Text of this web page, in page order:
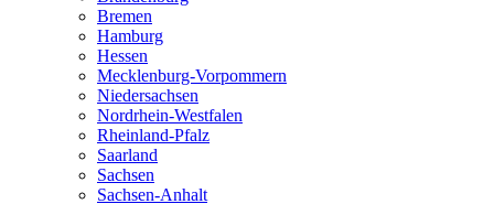
Bremen
Hamburg
Hessen
Mecklenburg-Vorpommern
Niedersachsen
Nordrhein-Westfalen
Rheinland-Pfalz
Saarland
Sachsen
Sachsen-Anhalt